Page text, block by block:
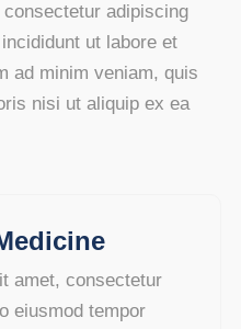
adipiscing
ut labore et
ad minim veniam, quis
nisi ut aliquip ex ea
amet, consectetur
eiusmod tempor